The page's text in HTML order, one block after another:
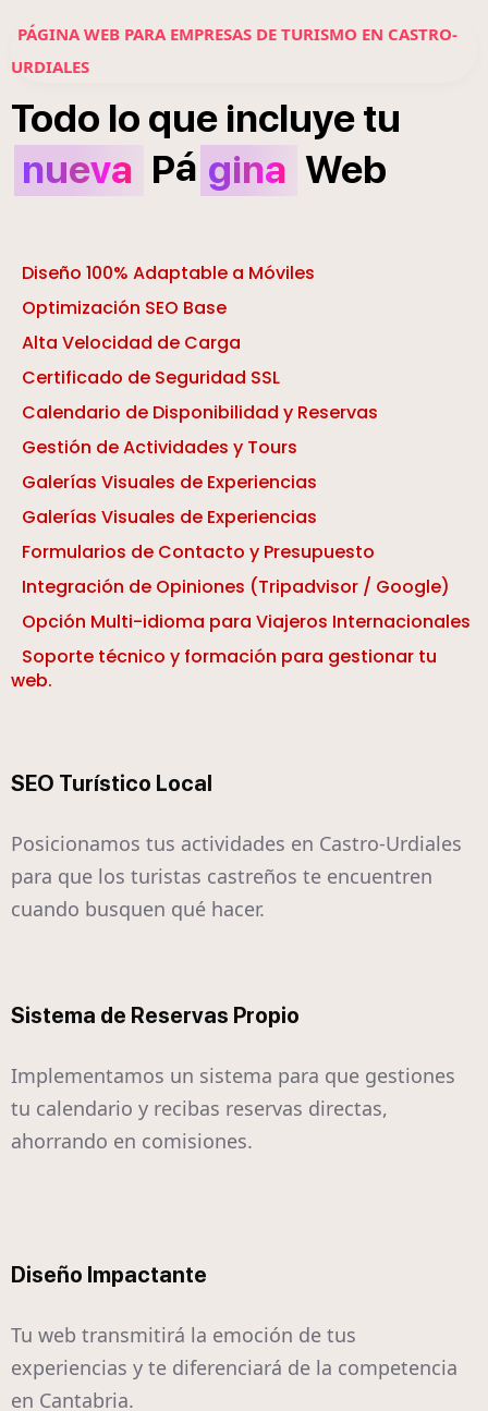
PÁGINA WEB PARA EMPRESAS DE TURISMO EN CASTRO-
URDIALES
Todo lo que incluyetu
nueva Pá gina Web
Diseño 100% Adaptable a Móviles
Optimización SEO Base
Alta Velocidad de Carga
Certificado de Seguridad SSL
Calendario de Disponibilidad y Reservas
Gestión de Actividades y Tours
Galerías Visuales de Experiencias
Galerías Visuales de Experiencias
Formularios de Contacto y Presupuesto
Integración de Opiniones (Tripadvisor / Google)
Opción Multi-idioma para Viajeros Internacionales
Soporte técnico y formación para gestionar tu
web.
SEO Turístico Local
Posicionamos tus actividades en Castro-Urdiales
para que los turistas castreños te encuentren
cuando busquen qué hacer.
Sistema de Reservas Propio
Implementamos un sistema para que gestiones
tu calendario y recibas reservas directas,
ahorrando en comisiones.
Diseño Impactante
Tu web transmitirá la emoción de tus
experiencias y te diferenciará de la competencia
en Cantabria.